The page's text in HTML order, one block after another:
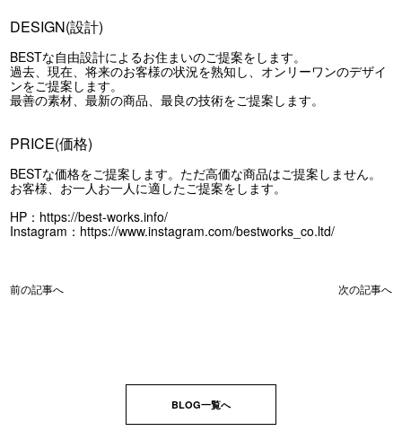
DESIGN(設計)
BESTな自由設計によるお住まいのご提案をします。
過去、現在、将来のお客様の状況を熟知し、オンリーワンのデザイ
ンをご提案します。
最善の素材、最新の商品、最良の技術をご提案します。
PRICE(価格)
BESTな価格をご提案します。ただ高価な商品はご提案しません。
お客様、お一人お一人に適したご提案をします。
HP： https://best-works.info/
Instagram： https://www.instagram.com/bestworks_co.ltd/
前の記事へ 次の記事へ
BLOG一覧へ